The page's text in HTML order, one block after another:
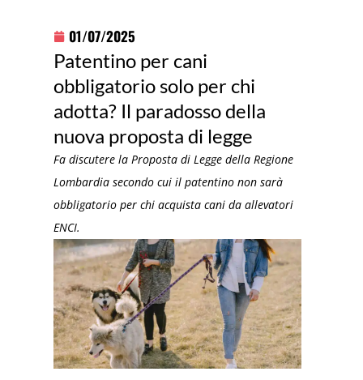
01/07/2025
Patentino per cani
obbligatorio solo per chi
adotta? Il paradosso della
nuova proposta di legge
Fa discutere la Proposta di Legge della Regione
Lombardia secondo cui il patentino non sarà
obbligatorio per chi acquista cani da allevatori
ENCI.